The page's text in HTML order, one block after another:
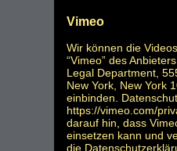
Vimeo
Wir können die
“Vimeo” des
Legal Department,
New York, New York
einbinden.
https://vimeo.com/
darauf hin, dass
einsetzen kann und
die